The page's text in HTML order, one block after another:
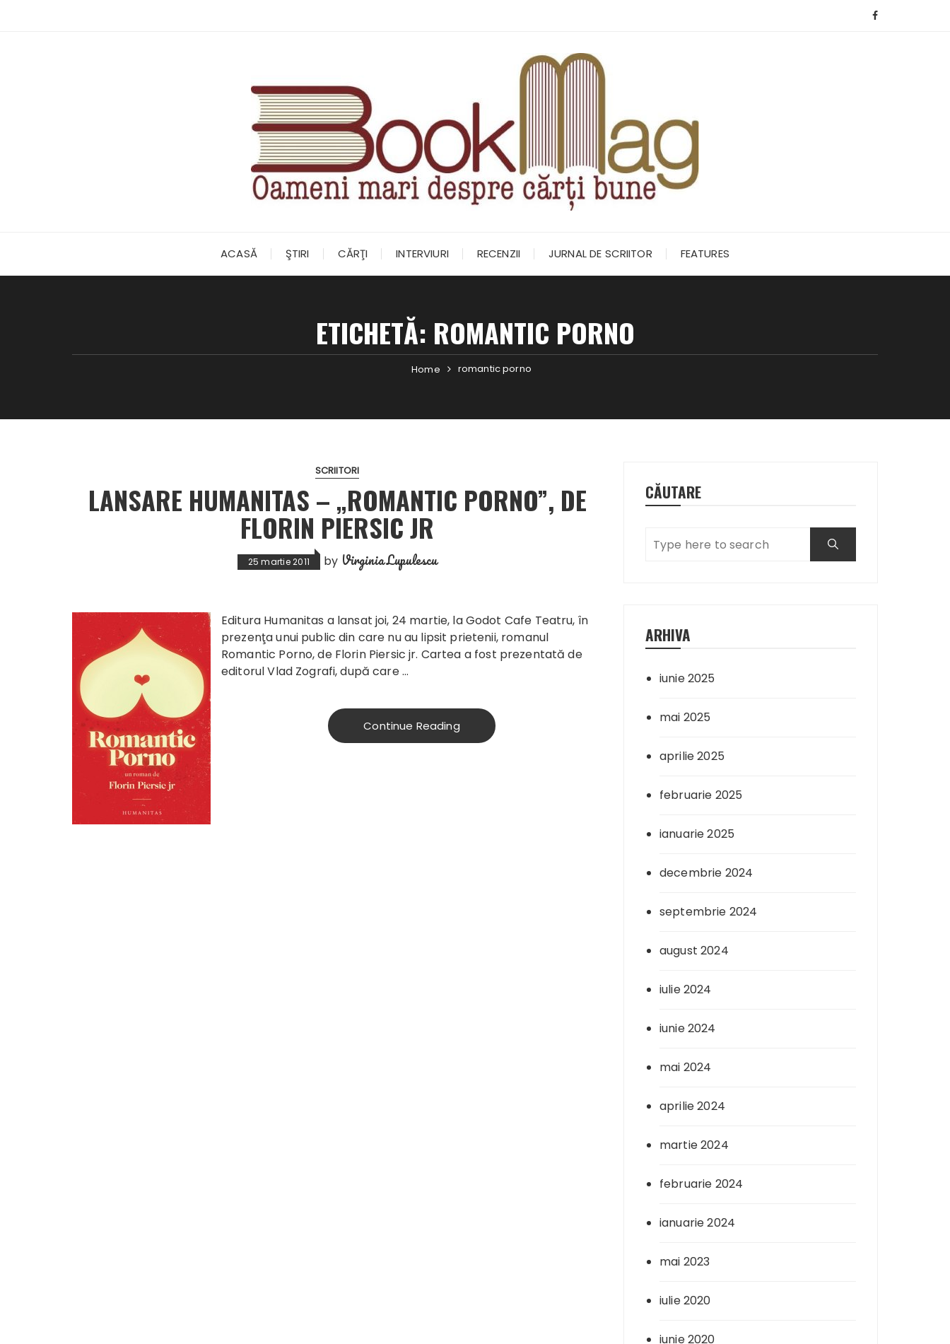
ACASĂ ŞTIRI CĂRŢI INTERVIURI RECENZII JURNAL DE SCRIITOR FEATURES
ETICHETĂ: ROMANTIC PORNO
Home romantic porno
SCRIITORI
LANSARE HUMANITAS – „ROMANTIC PORNO”, DE
FLORIN PIERSIC JR
25 martie 2011 by Virginia Lupulescu
Editura Humanitas a lansat joi, 24 martie, la Godot Cafe Teatru, în
prezenţa unui public din care nu au lipsit prietenii, romanul
Romantic Porno, de Florin Piersic jr. Cartea a fost prezentată de
editorul Vlad Zografi, după care …
Continue Reading
CĂUTARE
ARHIVA
iunie 2025
mai 2025
aprilie 2025
februarie 2025
ianuarie 2025
decembrie 2024
septembrie 2024
august 2024
iulie 2024
iunie 2024
mai 2024
aprilie 2024
martie 2024
februarie 2024
ianuarie 2024
mai 2023
iulie 2020
iunie 2020